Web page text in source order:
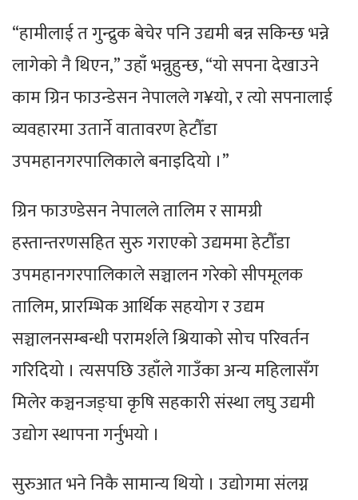
“हामीलाई त गुन्द्रुक बेचेर पनि उद्यमी बन्न सकिन्छ भन्ने
लागेको नै थिएन,” उहाँ भन्नुहुन्छ, “यो सपना देखाउने
काम ग्रिन फाउन्डेसन नेपालले ग¥यो, र त्यो सपनालाई
व्यवहारमा उतार्ने वातावरण हेटौँडा
उपमहानगरपालिकाले बनाइदियो ।”
ग्रिन फाउण्डेसन नेपालले तालिम र सामग्री
हस्तान्तरणसहित सुरु गराएको उद्यममा हेटौँडा
उपमहानगरपालिकाले सञ्चालन गरेको सीपमूलक
तालिम, प्रारम्भिक आर्थिक सहयोग र उद्यम
सञ्चालनसम्बन्धी परामर्शले श्रियाको सोच परिवर्तन
गरिदियो । त्यसपछि उहाँले गाउँका अन्य महिलासँग
मिलेर कञ्चनजङ्घा कृषि सहकारी संस्था लघु उद्यमी
उद्योग स्थापना गर्नुभयो ।
सुरुआत भने निकै सामान्य थियो । उद्योगमा संलग्न